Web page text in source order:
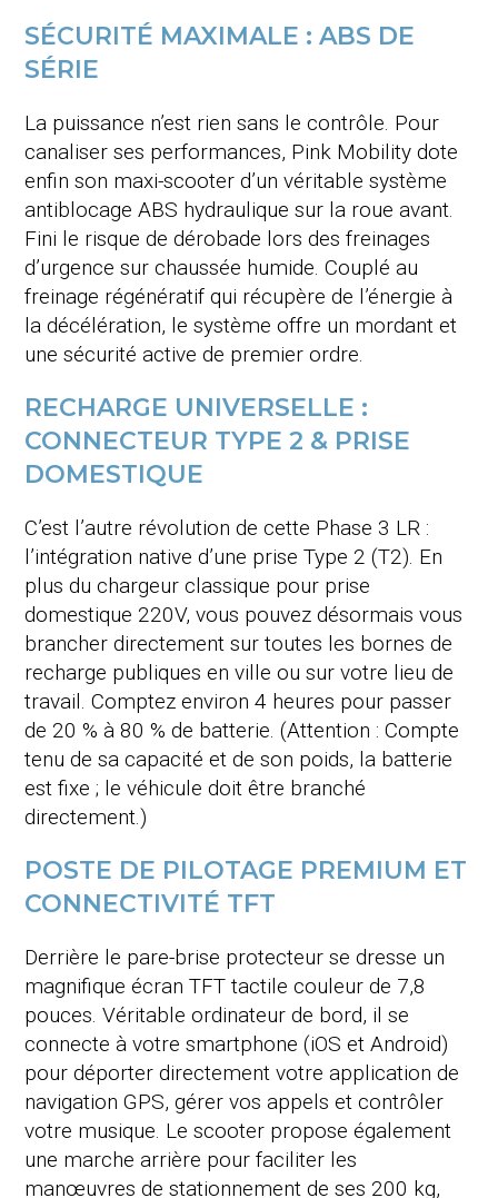
SÉCURITÉ MAXIMALE : ABS DE
SÉRIE
La puissance n’est rien sans le contrôle. Pour
canaliser ses performances, Pink Mobility dote
enfin son maxi-scooter d’un véritable système
antiblocage ABS hydraulique sur la roue avant.
Fini le risque de dérobade lors des freinages
d’urgence sur chaussée humide. Couplé au
freinage régénératif qui récupère de l’énergie à
la décélération, le système offre un mordant et
une sécurité active de premier ordre.
RECHARGE UNIVERSELLE :
CONNECTEUR TYPE 2 & PRISE
DOMESTIQUE
C’est l’autre révolution de cette Phase 3 LR :
l’intégration native d’une prise Type 2 (T2). En
plus du chargeur classique pour prise
domestique 220V, vous pouvez désormais vous
brancher directement sur toutes les bornes de
recharge publiques en ville ou sur votre lieu de
travail. Comptez environ 4 heures pour passer
de 20 % à 80 % de batterie. (Attention : Compte
tenu de sa capacité et de son poids, la batterie
est fixe ; le véhicule doit être branché
directement.)
POSTE DE PILOTAGE PREMIUM ET
CONNECTIVITÉ TFT
Derrière le pare-brise protecteur se dresse un
magnifique écran TFT tactile couleur de 7,8
pouces. Véritable ordinateur de bord, il se
connecte à votre smartphone (iOS et Android)
pour déporter directement votre application de
navigation GPS, gérer vos appels et contrôler
votre musique. Le scooter propose également
une marche arrière pour faciliter les
manœuvres de stationnement de ses 200 kg,